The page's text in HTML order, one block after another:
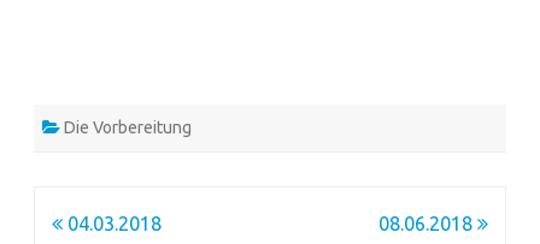
Die Vorbereitung
Beitragsnavigation
04.03.2018 08.06.2018